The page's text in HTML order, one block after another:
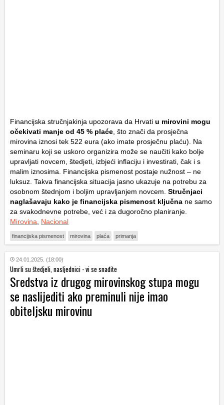
Financijska stručnjakinja upozorava da Hrvati u mirovini mogu
očekivati manje od 45 % plaće , što znači da prosječna
mirovina iznosi tek 522 eura (ako imate prosječnu plaću). Na
seminaru koji se uskoro organizira može se naučiti kako bolje
upravljati novcem, štedjeti, izbjeći inflaciju i investirati, čak i s
malim iznosima. Financijska pismenost postaje nužnost – ne
luksuz. Takva financijska situacija jasno ukazuje na potrebu za
osobnom štednjom i boljim upravljanjem novcem. Stručnjaci
naglašavaju kako je financijska pismenost ključna ne samo
za svakodnevne potrebe, već i za dugoročno planiranje.
Mirovina
Nacional
financijska pismenost mirovina plaća primanja
24.01.2025. (18:00)
Umrli su štedjeli, nasljednici - vi se snađite
Sredstva iz drugog mirovinskog stupa mogu
se naslijediti ako preminuli nije imao
obiteljsku mirovinu